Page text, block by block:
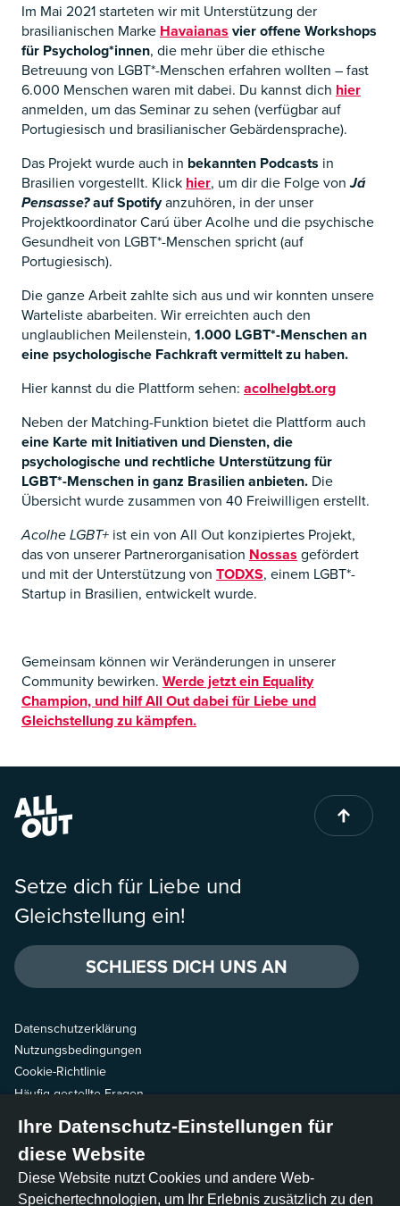
Im Mai 2021 starteten wir mit Unterstützung der
brasilianischen Marke Havaianas vier offene Workshops
für Psycholog*innen, die mehr über die ethische
Betreuung von LGBT*-Menschen erfahren wollten – fast
6.000 Menschen waren mit dabei. Du kannst dich hier
anmelden, um das Seminar zu sehen (verfügbar auf
Portugiesisch und brasilianischer Gebärdensprache).
Das Projekt wurde auch in bekannten Podcasts in
Brasilien vorgestellt. Klick hier, um dir die Folge vonJá
Pensasse?auf Spotifyanzuhören, in der unser
Projektkoordinator Carú über Acolhe und die psychische
Gesundheit von LGBT*-Menschen spricht (auf
Portugiesisch).
Die ganze Arbeit zahlte sich aus und wir konnten unsere
Warteliste abarbeiten. Wir erreichten auch den
unglaublichen Meilenstein, 1.000 LGBT*-Menschen an
eine psychologische Fachkraft vermittelt zu haben.
Hier kannst du die Plattform sehen: acolhelgbt.org
Neben der Matching-Funktion bietet die Plattform auch
eine Karte mit Initiativen und Diensten, die
psychologische und rechtliche Unterstützung für
LGBT*-Menschen in ganz Brasilien anbieten. Die
Übersicht wurde zusammen von 40 Freiwilligen erstellt.
Acolhe LGBT+ ist ein von All Out konzipiertes Projekt,
das von unserer Partnerorganisation Nossas gefördert
und mit der Unterstützung von TODXS, einem LGBT*-
Startup in Brasilien, entwickelt wurde.
Gemeinsam können wir Veränderungen in unserer
Community bewirken. Werde jetzt ein Equality
Champion, und hilf All Out dabei für Liebe und
Gleichstellung zu kämpfen.
Setze dich für Liebe und
Gleichstellung ein!
SCHLIESS DICH UNS AN
Datenschutzerklärung
Nutzungsbedingungen
Cookie-Richtlinie
Häufig gestellte Fragen
Schreibe uns
Folge uns
Ihre Datenschutz-Einstellungen für
diese Website
Diese Website nutzt Cookies und andere Web-
Speichertechnologien, um Ihr Erlebnis zusätzlich zu den